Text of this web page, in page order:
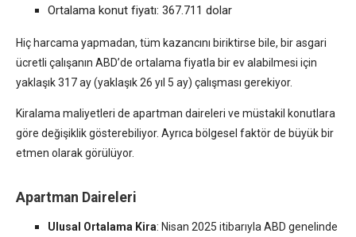
Ortalama konut fiyatı: 367.711 dolar
Hiç harcama yapmadan, tüm kazancını biriktirse bile, bir asgari
ücretli çalışanın ABD’de ortalama fiyatla bir ev alabilmesi için
yaklaşık 317 ay (yaklaşık 26 yıl 5 ay) çalışması gerekiyor.
Kiralama maliyetleri de apartman daireleri ve müstakil konutlara
göre değişiklik gösterebiliyor. Ayrıca bölgesel faktör de büyük bir
etmen olarak görülüyor.
Apartman Daireleri
Ulusal Ortalama Kira: Nisan 2025 itibarıyla ABD genelinde